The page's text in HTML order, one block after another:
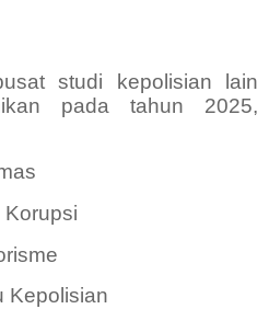
studi kepolisian lain
pada tahun 2025,
Korupsi
Kepolisian